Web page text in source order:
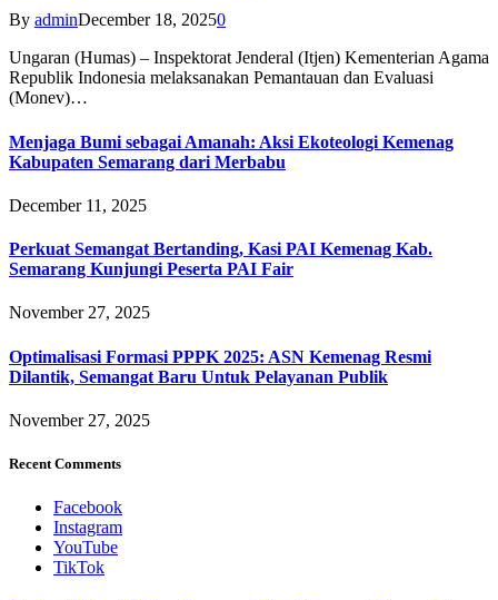
By adminDecember 18, 20250
Ungaran (Humas) – Inspektorat Jenderal (Itjen) Kementerian Agama
Republik Indonesia melaksanakan Pemantauan dan Evaluasi
(Monev)…
Menjaga Bumi sebagai Amanah: Aksi Ekoteologi Kemenag
Kabupaten Semarang dari Merbabu
December 11, 2025
Perkuat Semangat Bertanding, Kasi PAI Kemenag Kab.
Semarang Kunjungi Peserta PAI Fair
November 27, 2025
Optimalisasi Formasi PPPK 2025: ASN Kemenag Resmi
Dilantik, Semangat Baru Untuk Pelayanan Publik
November 27, 2025
Recent Comments
Facebook
Instagram
YouTube
TikTok